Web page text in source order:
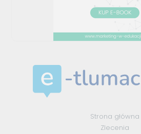
Strona główna
Zlecenia